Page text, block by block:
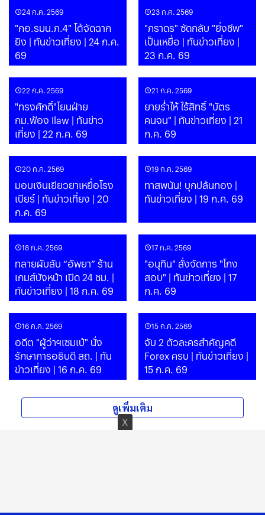
24 ก.ค. 2569
"กอ.รมน.ภ.4" โต้จัดฉาก
ยิง | ทันข่าวเที่ยง | 24 ก.ค.
69
23 ก.ค. 2569
"ภราดร" ซัดกลับ "ยิ่งชีพ"
เป็นเหยื่อ | ทันข่าวเที่ยง |
23 ก.ค. 69
22 ก.ค. 2569
"ทรงศักดิ์"โยนฝ่าย
กม.ฟ้อง Ilaw | ทันข่าว
เที่ยง | 22 ก.ค. 69
21 ก.ค. 2569
ยายร่ำไห้ ไร้สิทธิ์ "บัตร
คนจน" | ทันข่าวเที่ยง | 21
ก.ค. 69
20 ก.ค. 2569
มอบเงินเยียวยาเหยื่อโรง
เบียร์ | ทันข่าวเที่ยง | 20
ก.ค. 69
19 ก.ค. 2569
ทาสพนัน! บุกปล้นทอง |
ทันข่าวเที่ยง | 19 ก.ค. 69
18 ก.ค. 2569
ทลายผับลับ “อัพยา” ร้าน
เกมส์บังหน้า เปิด 24 ชม. |
ทันข่าวเที่ยง | 18 ก.ค. 69
17 ก.ค. 2569
"อนุทิน" สั่งจัดการ "โกง
สอบ" | ทันข่าวเที่ยง | 17
ก.ค. 69
16 ก.ค. 2569
อดีต "ผู้ว่าฯเซมเบ้" นั่ง
รักษาการอธิบดี สถ. | ทัน
ข่าวเที่ยง | 16 ก.ค. 69
15 ก.ค. 2569
จับ 2 ตัวละครสำคัญคดี
Forex ครบ | ทันข่าวเที่ยง |
15 ก.ค. 69
ดูเพิ่มเติม